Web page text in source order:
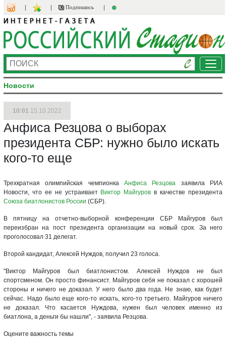
Подпишись
Новости
10:01 15.10.2022
Анфиса Резцова о выборах
президента СБР: нужно было искать
кого-то еще
Трехкратная олимпийская чемпионка Анфиса Резцова заявила РИА
Новости, что ее не устраивает Виктор Майгуров в качестве президента
Союза биатлонистов России (СБР).
В пятницу на отчетно-выборной конференции СБР Майгуров был
переизбран на пост президента организации на новый срок. За него
проголосовал 31 делегат.
Второй кандидат, Алексей Нуждов, получил 23 голоса.
"Виктор Майгуров был биатлонистом. Алексей Нуждов не был
спортсменом. Он просто финансист. Майгуров себя не показал с хорошей
стороны и ничего не доказал. У него было два года. Не знаю, как будет
сейчас. Надо было еще кого-то искать, кого-то третьего. Майгуров ничего
не доказал. Что касается Нуждова, нужен был человек именно из
биатлона, а деньги бы нашли", - заявила Резцова.
Оцените важность темы